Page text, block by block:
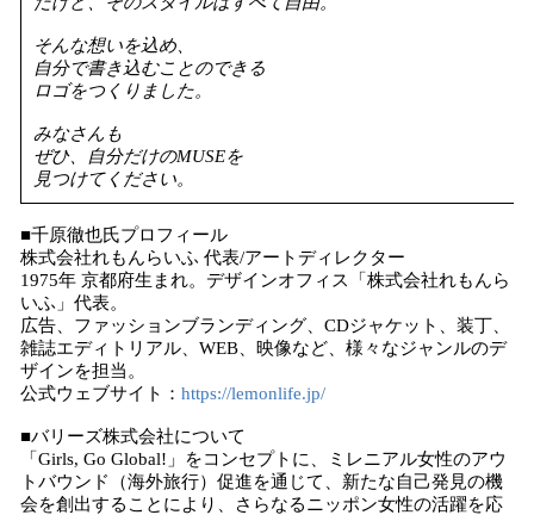
そんな想いを込め、
自分で書き込むことのできる
ロゴをつくりました。
みなさんも
ぜひ、自分だけのMUSEを
見つけてください。
■千原徹也氏プロフィール
株式会社れもんらいふ 代表/アートディレクター
1975年 京都府生まれ。デザインオフィス「株式会社れもんら
いふ」代表。
広告、ファッションブランディング、CDジャケット、装丁、
雑誌エディトリアル、WEB、映像など、様々なジャンルのデ
ザインを担当。
公式ウェブサイト： https://lemonlife.jp/
■バリーズ株式会社について
「Girls, Go Global!」をコンセプトに、ミレニアル女性のアウ
トバウンド（海外旅行）促進を通じて、新たな自己発見の機
会を創出することにより、さらなるニッポン女性の活躍を応